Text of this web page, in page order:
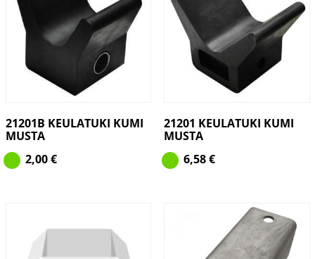
21201B KEULATUKI KUMI
MUSTA
2,00€
21201 KEULATUKI KUMI
MUSTA
6,58€